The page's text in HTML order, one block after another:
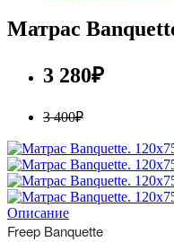
Матрас
3 280₽
3 400₽
Описание
Freep Banquette